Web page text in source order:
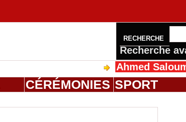
RECHERCHE
Recherche
Ahmed Saloum
CÉRÉMONIES SPORT